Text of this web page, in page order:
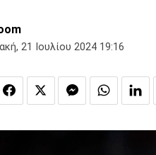
21 Ιουλίου 2024 19:16